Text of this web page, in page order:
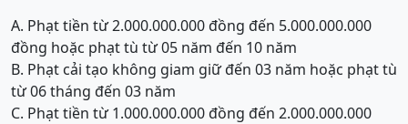
A. Phạt tiền từ 2.000.000.000 đồng đến 5.000.000.000
đồng hoặc phạt tù từ 05 năm đến 10 năm
B. Phạt cải tạo không giam giữ đến 03 năm hoặc phạt tù
từ 06 tháng đến 03 năm
C. Phạt tiền từ 1.000.000.000 đồng đến 2.000.000.000